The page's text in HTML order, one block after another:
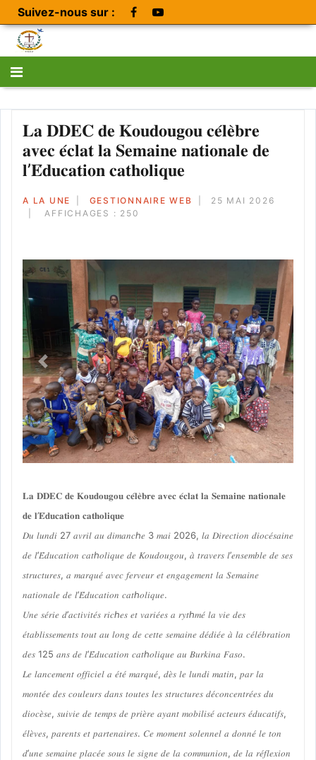
Suivez-nous sur :
𝐋𝐚 𝐃𝐃𝐄𝐂 𝐝𝐞 𝐊𝐨𝐮𝐝𝐨𝐮𝐠𝐨𝐮 𝐜𝐞́𝐥𝐞̀𝐛𝐫𝐞
𝐚𝐯𝐞𝐜 𝐞́𝐜𝐥𝐚𝐭 𝐥𝐚 𝐒𝐞𝐦𝐚𝐢𝐧𝐞 𝐧𝐚𝐭𝐢𝐨𝐧𝐚𝐥𝐞 𝐝𝐞
𝐥’𝐄́𝐝𝐮𝐜𝐚𝐭𝐢𝐨𝐧 𝐜𝐚𝐭𝐡𝐨𝐥𝐢𝐪𝐮𝐞
A LA UNE GESTIONNAIRE WEB
25 MAI 2026
AFFICHAGES : 250
Previous Next
𝐋𝐚 𝐃𝐃𝐄𝐂 𝐝𝐞 𝐊𝐨𝐮𝐝𝐨𝐮𝐠𝐨𝐮 𝐜𝐞́𝐥𝐞̀𝐛𝐫𝐞 𝐚𝐯𝐞𝐜 𝐞́𝐜𝐥𝐚𝐭 𝐥𝐚 𝐒𝐞𝐦𝐚𝐢𝐧𝐞 𝐧𝐚𝐭𝐢𝐨𝐧𝐚𝐥𝐞
𝐝𝐞 𝐥’𝐄́𝐝𝐮𝐜𝐚𝐭𝐢𝐨𝐧 𝐜𝐚𝐭𝐡𝐨𝐥𝐢𝐪𝐮𝐞
𝐷𝑢 𝑙𝑢𝑛𝑑𝑖 27 𝑎𝑣𝑟𝑖𝑙 𝑎𝑢 𝑑𝑖𝑚𝑎𝑛𝑐ℎ𝑒 3 𝑚𝑎𝑖 2026, 𝑙𝑎 𝐷𝑖𝑟𝑒𝑐𝑡𝑖𝑜𝑛 𝑑𝑖𝑜𝑐𝑒́𝑠𝑎𝑖𝑛𝑒
𝑑𝑒 𝑙’𝐸́𝑑𝑢𝑐𝑎𝑡𝑖𝑜𝑛 𝑐𝑎𝑡ℎ𝑜𝑙𝑖𝑞𝑢𝑒 𝑑𝑒 𝐾𝑜𝑢𝑑𝑜𝑢𝑔𝑜𝑢, 𝑎̀ 𝑡𝑟𝑎𝑣𝑒𝑟𝑠 𝑙’𝑒𝑛𝑠𝑒𝑚𝑏𝑙𝑒 𝑑𝑒 𝑠𝑒𝑠
𝑠𝑡𝑟𝑢𝑐𝑡𝑢𝑟𝑒𝑠, 𝑎 𝑚𝑎𝑟𝑞𝑢𝑒́ 𝑎𝑣𝑒𝑐 𝑓𝑒𝑟𝑣𝑒𝑢𝑟 𝑒𝑡 𝑒𝑛𝑔𝑎𝑔𝑒𝑚𝑒𝑛𝑡 𝑙𝑎 𝑆𝑒𝑚𝑎𝑖𝑛𝑒
𝑛𝑎𝑡𝑖𝑜𝑛𝑎𝑙𝑒 𝑑𝑒 𝑙’𝐸́𝑑𝑢𝑐𝑎𝑡𝑖𝑜𝑛 𝑐𝑎𝑡ℎ𝑜𝑙𝑖𝑞𝑢𝑒.
𝑈𝑛𝑒 𝑠𝑒́𝑟𝑖𝑒 𝑑’𝑎𝑐𝑡𝑖𝑣𝑖𝑡𝑒́𝑠 𝑟𝑖𝑐ℎ𝑒𝑠 𝑒𝑡 𝑣𝑎𝑟𝑖𝑒́𝑒𝑠 𝑎 𝑟𝑦𝑡ℎ𝑚𝑒́ 𝑙𝑎 𝑣𝑖𝑒 𝑑𝑒𝑠
𝑒́𝑡𝑎𝑏𝑙𝑖𝑠𝑠𝑒𝑚𝑒𝑛𝑡𝑠 𝑡𝑜𝑢𝑡 𝑎𝑢 𝑙𝑜𝑛𝑔 𝑑𝑒 𝑐𝑒𝑡𝑡𝑒 𝑠𝑒𝑚𝑎𝑖𝑛𝑒 𝑑𝑒́𝑑𝑖𝑒́𝑒 𝑎̀ 𝑙𝑎 𝑐𝑒́𝑙𝑒́𝑏𝑟𝑎𝑡𝑖𝑜𝑛
𝑑𝑒𝑠 125 𝑎𝑛𝑠 𝑑𝑒 𝑙’𝐸́𝑑𝑢𝑐𝑎𝑡𝑖𝑜𝑛 𝑐𝑎𝑡ℎ𝑜𝑙𝑖𝑞𝑢𝑒 𝑎𝑢 𝐵𝑢𝑟𝑘𝑖𝑛𝑎 𝐹𝑎𝑠𝑜.
𝐿𝑒 𝑙𝑎𝑛𝑐𝑒𝑚𝑒𝑛𝑡 𝑜𝑓𝑓𝑖𝑐𝑖𝑒𝑙 𝑎 𝑒́𝑡𝑒́ 𝑚𝑎𝑟𝑞𝑢𝑒́, 𝑑𝑒̀𝑠 𝑙𝑒 𝑙𝑢𝑛𝑑𝑖 𝑚𝑎𝑡𝑖𝑛, 𝑝𝑎𝑟 𝑙𝑎
𝑚𝑜𝑛𝑡𝑒́𝑒 𝑑𝑒𝑠 𝑐𝑜𝑢𝑙𝑒𝑢𝑟𝑠 𝑑𝑎𝑛𝑠 𝑡𝑜𝑢𝑡𝑒𝑠 𝑙𝑒𝑠 𝑠𝑡𝑟𝑢𝑐𝑡𝑢𝑟𝑒𝑠 𝑑𝑒́𝑐𝑜𝑛𝑐𝑒𝑛𝑡𝑟𝑒́𝑒𝑠 𝑑𝑢
𝑑𝑖𝑜𝑐𝑒̀𝑠𝑒, 𝑠𝑢𝑖𝑣𝑖𝑒 𝑑𝑒 𝑡𝑒𝑚𝑝𝑠 𝑑𝑒 𝑝𝑟𝑖𝑒̀𝑟𝑒 𝑎𝑦𝑎𝑛𝑡 𝑚𝑜𝑏𝑖𝑙𝑖𝑠𝑒́ 𝑎𝑐𝑡𝑒𝑢𝑟𝑠 𝑒́𝑑𝑢𝑐𝑎𝑡𝑖𝑓𝑠,
𝑒́𝑙𝑒̀𝑣𝑒𝑠, 𝑝𝑎𝑟𝑒𝑛𝑡𝑠 𝑒𝑡 𝑝𝑎𝑟𝑡𝑒𝑛𝑎𝑖𝑟𝑒𝑠. 𝐶𝑒 𝑚𝑜𝑚𝑒𝑛𝑡 𝑠𝑜𝑙𝑒𝑛𝑛𝑒𝑙 𝑎 𝑑𝑜𝑛𝑛𝑒́ 𝑙𝑒 𝑡𝑜𝑛
𝑑’𝑢𝑛𝑒 𝑠𝑒𝑚𝑎𝑖𝑛𝑒 𝑝𝑙𝑎𝑐𝑒́𝑒 𝑠𝑜𝑢𝑠 𝑙𝑒 𝑠𝑖𝑔𝑛𝑒 𝑑𝑒 𝑙𝑎 𝑐𝑜𝑚𝑚𝑢𝑛𝑖𝑜𝑛, 𝑑𝑒 𝑙𝑎 𝑟𝑒́𝑓𝑙𝑒𝑥𝑖𝑜𝑛